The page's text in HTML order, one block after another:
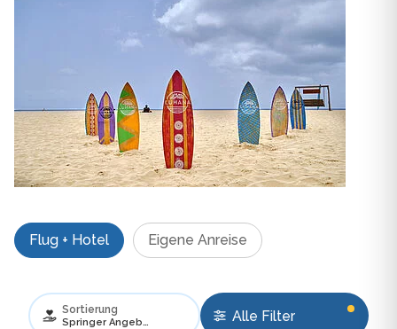
Flug + Hotel Eigene Anreise
Sortierung
Springer Angebote bevorzugen Alle Filter